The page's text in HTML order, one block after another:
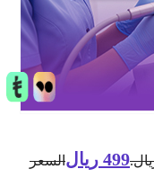
499 ريال السعر